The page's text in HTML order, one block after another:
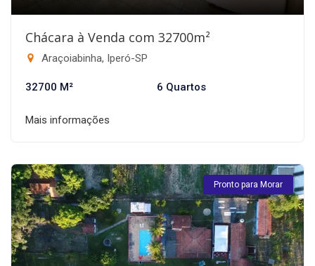
Chácara à Venda com 32700m²
Araçoiabinha, Iperó-SP
32700 M² 6 Quartos
Mais informações
Pronto para Morar